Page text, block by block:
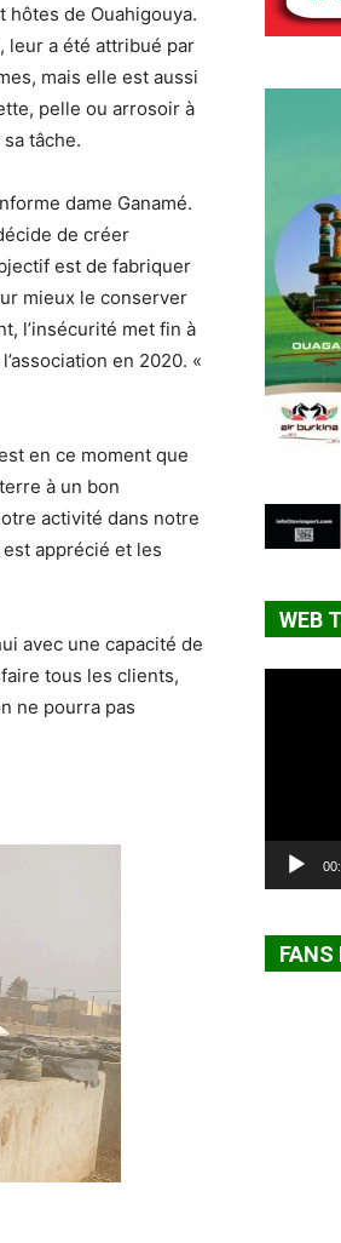
hôtes de Ouahigouya.
leur a été attribué par
mais elle est aussi
pelle ou arrosoir à
tâche.
dame Ganamé.
de créer
est de fabriquer
mieux le conserver
l’insécurité met fin à
en 2020. «
en ce moment que
à un bon
activité dans notre
apprécié et les
avec une capacité de
tous les clients,
ne pourra pas
WEB
FANS